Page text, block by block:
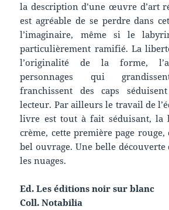
la description d’une œuvre d’art
est agréable de se perdre dans
l’imaginaire, même si le
particulièrement ramifié. La
l’originalité de la forme,
personnages qui
franchissent des caps
lecteur. Par ailleurs le travail de
livre est tout à fait séduisant, la
crème, cette première page rouge,
bel ouvrage. Une belle découverte
les nuages.
Ed. Les éditions noir sur blanc
Coll. Notabilia